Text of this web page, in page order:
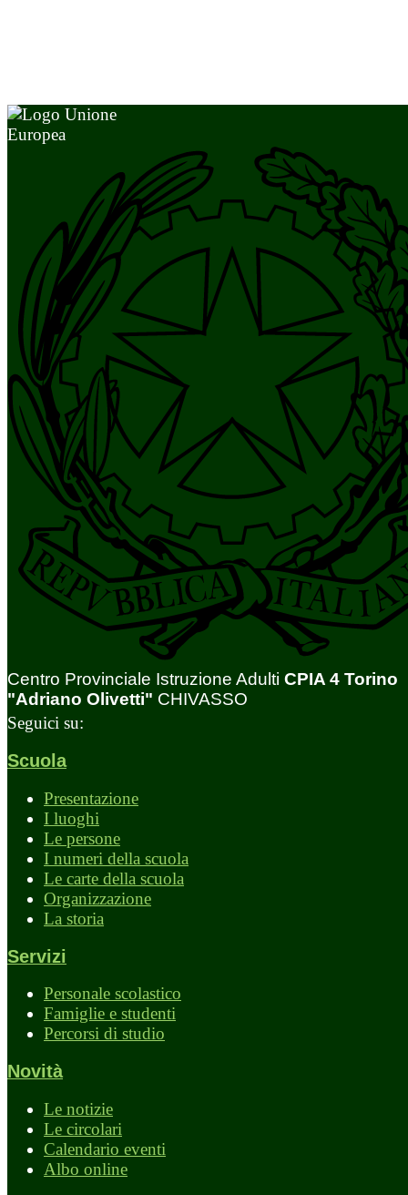
Centro Provinciale Istruzione Adulti CPIA 4 Torino
"Adriano Olivetti" CHIVASSO
Seguici su:
Scuola
Presentazione
I luoghi
Le persone
I numeri della scuola
Le carte della scuola
Organizzazione
La storia
Servizi
Personale scolastico
Famiglie e studenti
Percorsi di studio
Novità
Le notizie
Le circolari
Calendario eventi
Albo online